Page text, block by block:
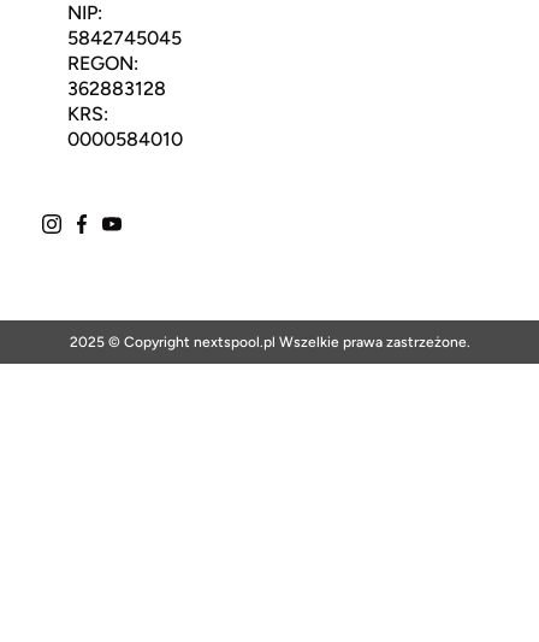
NIP:
5842745045
REGON:
362883128
KRS:
0000584010